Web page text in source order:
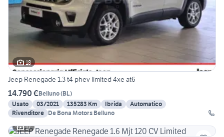
18
Jeep Renegade 1.3 t4 phev limited 4xe at6
14.790 €Belluno(BL)
Usato
03/2021 135283 Km Ibrida
Automatico
Rivenditore De Bona Motors Belluno
17